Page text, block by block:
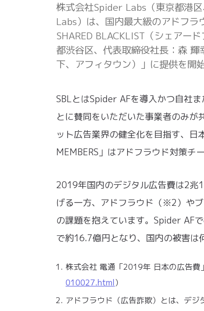
株式会社Spider Labs（東京都港
Labs）は、国内最大級のアドフ
SHARED BLACKLIST（シェアー
都渋谷区、代表取締役社長：森
下、アフィタウン）」に提供を開
SBLとはSpider AFを導入かつ自社
とに賛同をいただいた事業者のみ
ット広告業界の健全化を目指す、日
MEMBERS」はアドフラウド対策チ
2019年国内のデジタル広告費は2
げる一方、アドフラウド（※2）や
の課題を抱えています。Spider AF
で約16.7億円となり、国内の被害は
株式会社 電通「2019年 日本の広告費
010027.html）
アドフラウド（広告詐欺）とは、デ